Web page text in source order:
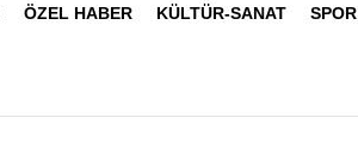
ÖZEL HABER KÜLTÜR-SANAT SPOR
Video Galeri